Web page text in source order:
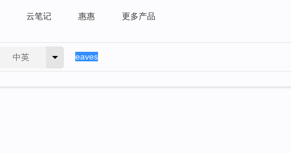
云笔记 惠惠 更多产品
中英